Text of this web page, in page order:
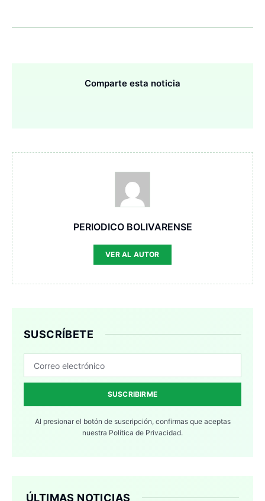
Comparte esta noticia
PERIODICO BOLIVARENSE
VER AL AUTOR
SUSCRÍBETE
SUSCRIBIRME
Al presionar el botón de suscripción, confirmas que aceptas
nuestra Política de Privacidad.
ÚLTIMAS NOTICIAS